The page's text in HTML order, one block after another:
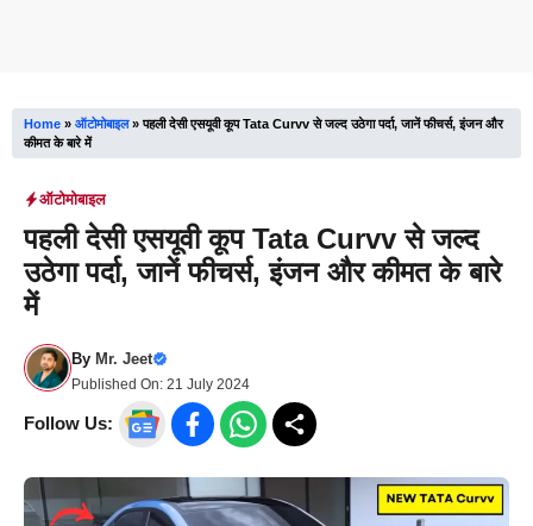
Home » ऑटोमोबाइल»पहली देसी एसयूवी कूप Tata Curvv से जल्द उठेगा पर्दा, जानें फीचर्स, इंजन और
कीमत के बारे में
ऑटोमोबाइल
पहली देसी एसयूवी कूप Tata Curvv से जल्द
उठेगा पर्दा, जानें फीचर्स, इंजन और कीमत के बारे
में
By Mr. Jeet
Published On: 21 July 2024
Follow Us: